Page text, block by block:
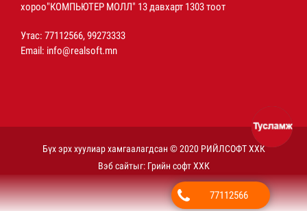
хороо"КОМПЬЮТЕР МОЛЛ" 13 давхарт 1303 тоот
Утас: 77112566, 99273333
Email: info@realsoft.mn
Бүх эрх хуулиар хамгаалагдсан © 2020 РИЙЛСОФТ ХХК
Вэб сайтыг: Грийн софт ХХК
Дуудлагын төв 77112566